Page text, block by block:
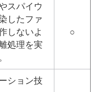
スパイウ
したファ
しないよ
処理を実
○
ション技